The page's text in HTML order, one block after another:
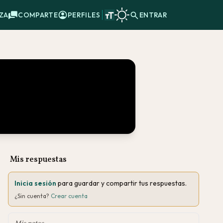
COMPARTE PERFILES ENTRAR
Mis respuestas
Inicia sesión para guardar y compartir tus respuestas.
¿Sin cuenta? Crear cuenta